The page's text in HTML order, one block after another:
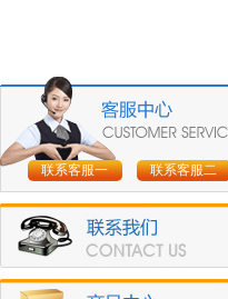
联系客服一 联系客服二